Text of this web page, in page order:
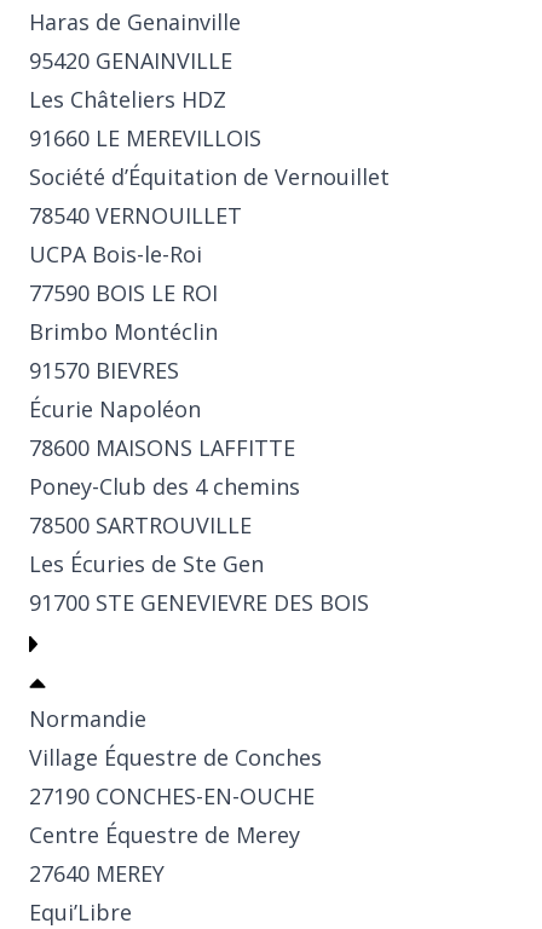
Haras de Genainville
95420 GENAINVILLE
Les Châteliers HDZ
91660 LE MEREVILLOIS
Société d’Équitation de Vernouillet
78540 VERNOUILLET
UCPA Bois-le-Roi
77590 BOIS LE ROI
Brimbo Montéclin
91570 BIEVRES
Écurie Napoléon
78600 MAISONS LAFFITTE
Poney-Club des 4 chemins
78500 SARTROUVILLE
Les Écuries de Ste Gen
91700 STE GENEVIEVRE DES BOIS
Normandie
Village Équestre de Conches
27190 CONCHES-EN-OUCHE
Centre Équestre de Merey
27640 MEREY
Equi’Libre